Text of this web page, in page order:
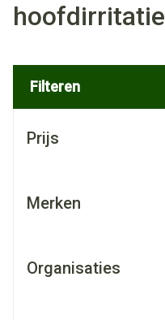
hoofdirritatie
Filteren
Prijs
Merken
Organisaties